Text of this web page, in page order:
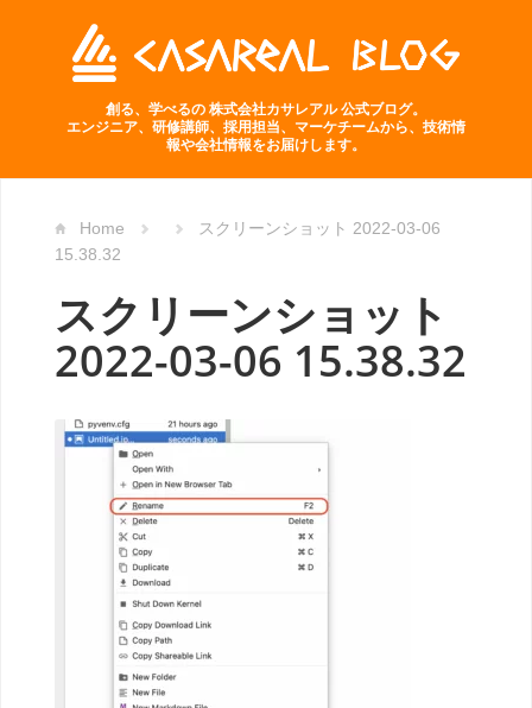
創る、学べるの 株式会社カサレアル 公式ブログ。
エンジニア、研修講師、採用担当、マーケチームから、技術情
報や会社情報をお届けします。
Home
スクリーンショット 2022-03-06
15.38.32
スクリーンショット
2022-03-06 15.38.32